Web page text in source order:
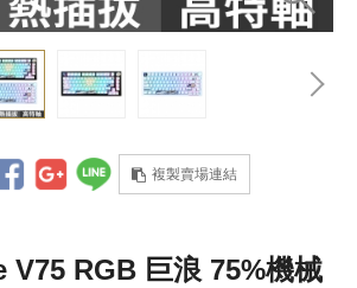
複製賣場連結
V75 RGB 巨浪 75%機械